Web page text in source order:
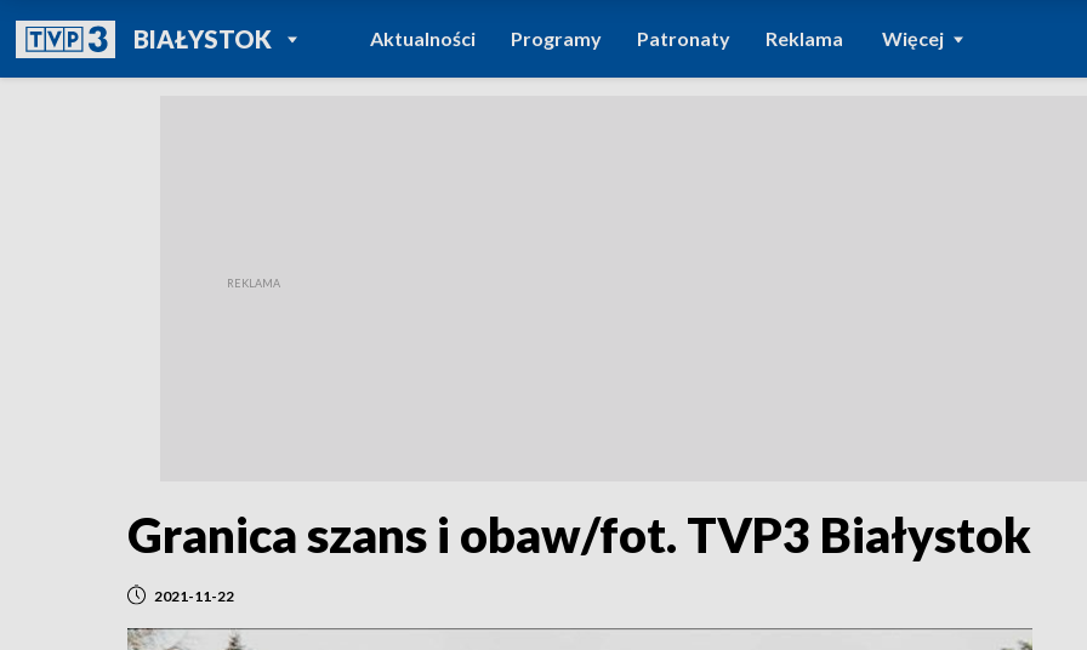
BIAŁYSTOKPOWRÓT DO
TVP REGIONY
Aktualności Programy Patronaty Reklama Więcej
Granica szans i obaw/fot. TVP3 Białystok
2021-11-22